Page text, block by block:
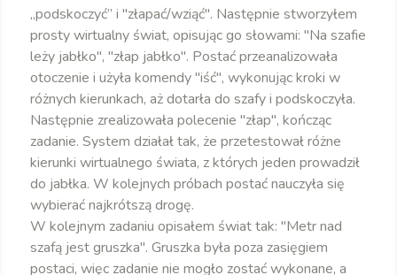
„podskoczyć” i "złapać/wziąć". Następnie stworzyłem
prosty wirtualny świat, opisując go słowami: "Na szafie
leży jabłko", "złap jabłko". Postać przeanalizowała
otoczenie i użyła komendy "iść", wykonując kroki w
różnych kierunkach, aż dotarła do szafy i podskoczyła.
Następnie zrealizowała polecenie "złap", kończąc
zadanie. System działał tak, że przetestował różne
kierunki wirtualnego świata, z których jeden prowadził
do jabłka. W kolejnych próbach postać nauczyła się
wybierać najkrótszą drogę.
W kolejnym zadaniu opisałem świat tak: "Metr nad
szafą jest gruszka". Gruszka była poza zasięgiem
postaci, więc zadanie nie mogło zostać wykonane, a